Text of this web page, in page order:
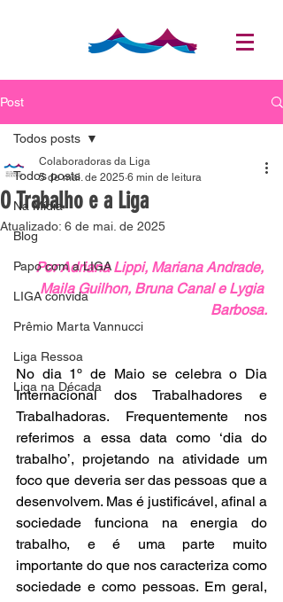
Post
Todos posts
Na Mídia
Blog
Papo com a LIGA
LIGA convida
Prêmio Marta Vannucci
Liga Ressoa
Liga na Década
Todos posts
O Trabalho e a Liga
Colaboradoras da Liga
5 de mai. de 2025 6 min de leitura
Atualizado: 6 de mai. de 2025
Por Adriana Lippi, Mariana Andrade,
Maila Guilhon, Bruna Canal e Lygia
Barbosa.
No dia 1º de Maio se celebra o Dia
Internacional dos Trabalhadores e
Trabalhadoras. Frequentemente nos
referimos a essa data como ‘dia do
trabalho’, projetando na atividade um
foco que deveria ser das pessoas que a
desenvolvem. Mas é justificável, afinal a
sociedade funciona na energia do
trabalho, e é uma parte muito
importante do que nos caracteriza como
sociedade e como pessoas. Em geral,